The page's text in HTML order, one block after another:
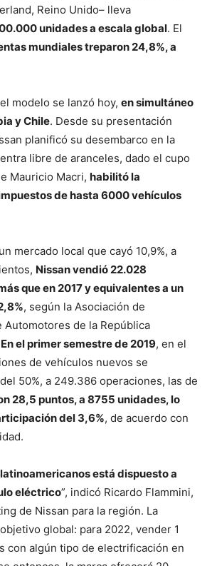
Reino Unido– lleva
unidades a escala global. El
mundiales treparon 24,8%, a
modelo se lanzó hoy, en simultáneo
y Chile. Desde su presentación
planificó su desembarco en la
libre de aranceles, dado el cupo
Mauricio Macri, habilitó la
de hasta 6000 vehículos
mercado local que cayó 10,9%, a
Nissan vendió 22.028
que en 2017 y equivalentes a un
, según la Asociación de
Automotores de la República
En el primer semestre de 2019, en el
de vehículos nuevos se
50%, a 249.386 operaciones, las de
28,5 puntos, a 8755 unidades, lo
del 3,6%, de acuerdo con
está dispuesto a
eléctrico”, indicó Ricardo Flammini,
de Nissan para la región. La
global: para 2022, vender 1
con algún tipo de electrificación en